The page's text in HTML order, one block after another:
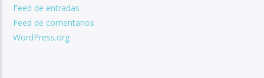
Feed de entradas
Feed de comentarios
WordPress.org